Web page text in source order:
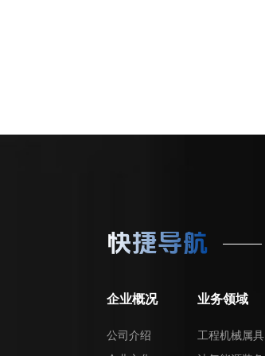
快捷导航
企业概况
公司介绍
业务领域
工程机械属具